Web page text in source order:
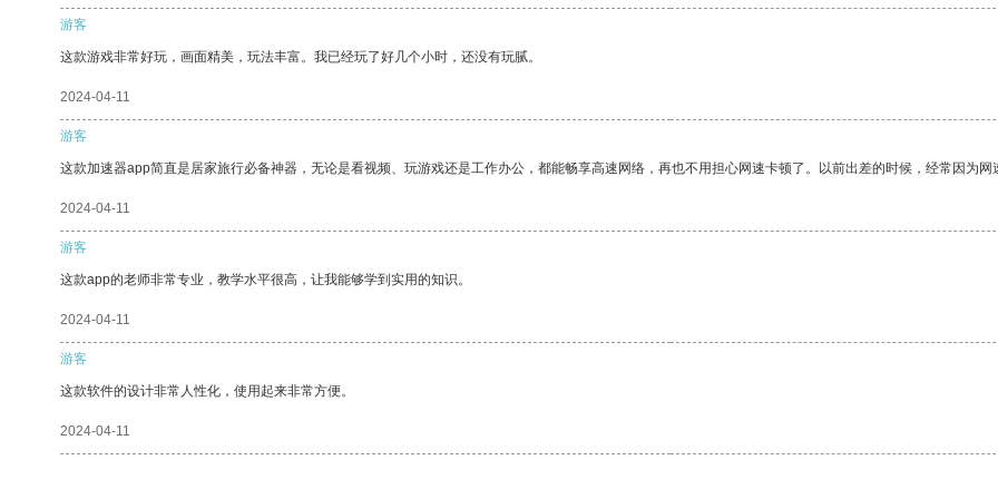
游客
这款游戏非常好玩，画面精美，玩法丰富。我已经玩了好几个小时，还没有玩腻。
2024-04-11
游客
这款加速器app简直是居家旅行必备神器，无论是看视频、玩游戏还是工作办公，都能畅享高速网络，再也不用担心网速卡顿了。以前出差的时候，经常因为
2024-04-11
游客
这款app的老师非常专业，教学水平很高，让我能够学到实用的知识。
2024-04-11
游客
这款软件的设计非常人性化，使用起来非常方便。
2024-04-11